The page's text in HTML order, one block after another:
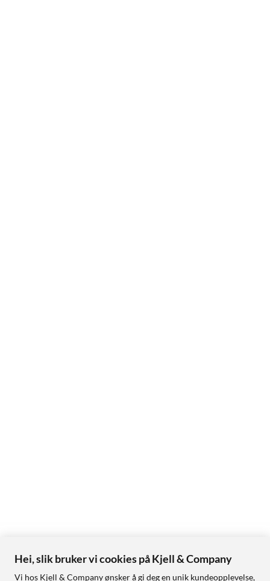
Hei, slik bruker vi cookies på Kjell & Company
Vi hos Kjell & Company ønsker å gi deg en unik kundeopplevelse,